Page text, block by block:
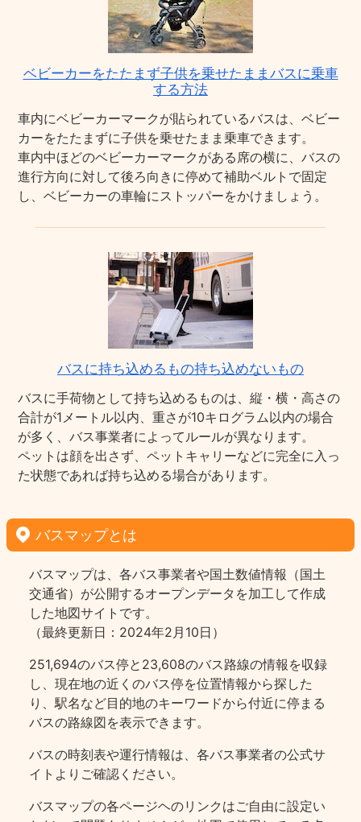
ベビーカーをたたまず子供を乗せたままバスに乗車
する方法
車内にベビーカーマークが貼られているバスは、ベビー
カーをたたまずに子供を乗せたまま乗車できます。
車内中ほどのベビーカーマークがある席の横に、バスの
進行方向に対して後ろ向きに停めて補助ベルトで固定
し、ベビーカーの車輪にストッパーをかけましょう。
バスに持ち込めるもの持ち込めないもの
バスに手荷物として持ち込めるものは、縦・横・高さの
合計が1メートル以内、重さが10キログラム以内の場合
が多く、バス事業者によってルールが異なります。
ペットは顔を出さず、ペットキャリーなどに完全に入っ
た状態であれば持ち込める場合があります。
バスマップとは
バスマップは、各バス事業者や国土数値情報（国土
交通省）が公開するオープンデータを加工して作成
した地図サイトです。
（最終更新日：2024年2月10日）
251,694のバス停と23,608のバス路線の情報を収録
し、現在地の近くのバス停を位置情報から探した
り、駅名など目的地のキーワードから付近に停まる
バスの路線図を表示できます。
バスの時刻表や運行情報は、各バス事業者の公式サ
イトよりご確認ください。
バスマップの各ページヘのリンクはご自由に設定い